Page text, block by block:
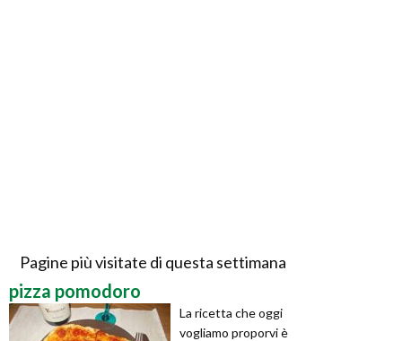
Pagine più visitate di questa settimana
pizza pomodoro
La ricetta che oggi
vogliamo proporvi è